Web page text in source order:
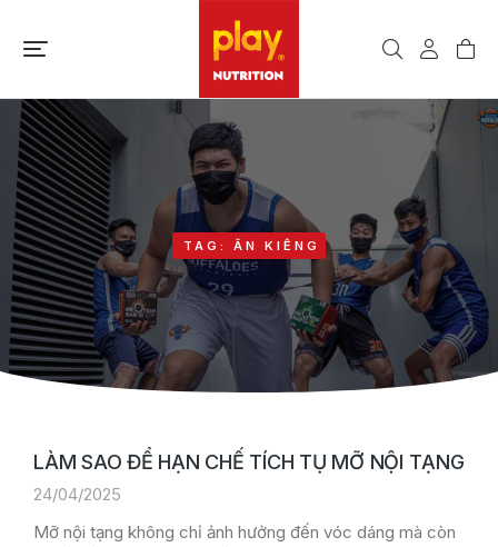
TAG: ĂN KIÊNG
LÀM SAO ĐỂ HẠN CHẾ TÍCH TỤ MỠ NỘI TẠNG
24/04/2025
Mỡ nội tạng không chỉ ảnh hưởng đến vóc dáng mà còn